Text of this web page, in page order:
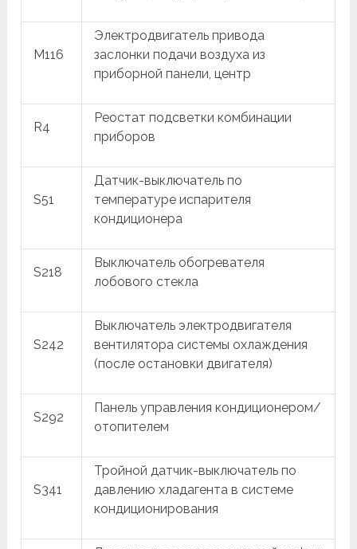
M116
Электродвигатель привода
заслонки подачи воздуха из
приборной панели, центр
R4
Реостат подсветки комбинации
приборов
S51
Датчик-выключатель по
температуре испарителя
кондиционера
S218
Выключатель обогревателя
лобового стекла
S242
Выключатель электродвигателя
вентилятора системы охлаждения
(после остановки двигателя)
S292
Панель управления кондиционером/
отопителем
S341
Тройной датчик-выключатель по
давлению хладагента в системе
кондиционирования